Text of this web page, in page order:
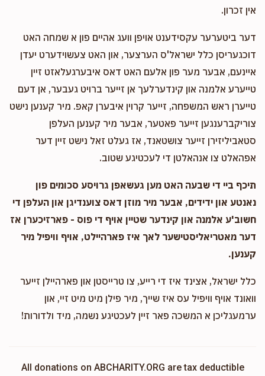
אין זכרון.
דער ביטערער עקסידענט אויפן וועג אהיים פון א שמחה האט
דוכגעריסן כלל ישראל'ס הערצער, און האט צעשוידערט יעדן
איינעם, אבער מער פון אלעם האט דאס איבערגעלאזט זיין
טייערע אלמנה און קינדערלעך אן זייער ברויט געבער, אן דעם
טייערן ראש המשפחה, זייער קרוין איבערן קאפ. מיר קענען נישט
צוריקברענגען זייער פאטער, אבער מיר קענען העלפן
סטאביליזירן זייער צושטאנד, אז געלט זאל נישט זיין דער
אפהאלט צו אנהאלטן די לעכטיגע שטוב.
תיכף ביי די שבעה האט מען געשאפן גרויסע סכומים פון
נאנטע און ידידים, אבער מיר מוזן דאס צוענדיגן און העלפן די
חשוב'ע אלמנה און קינדער שטיין אויף די פוס - פארזיכערן אז
דער מאטריאליסטישער לאך איז פארהיילט, אויף וויפיל מיר
קענען.
כלל ישראל, אצינד איז די רייע, צו טרייסטן און פארהיילן זייער
וואונד אויף וויפיל עס איז שייך, מיר פילן מיט מיט זיי, און
ערמעגליכן א המשכה פאר זיין לעכטיגע נשמה, מיד ולדורות!
All donations on ABCHARITY.ORG are tax deductible